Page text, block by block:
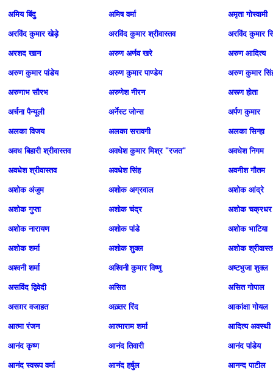
अमिय बिंदु अमिष वर्मा अमृता गोस्वामी
अरविंद कुमार खेड़े अरविंद कुमार श्रीवास्तव अरविंद कुमार
अरशद खान अरुण अर्णव खरे अरुण आदित्य
अरुण कुमार पांडेय अरुण कुमार पाण्डेय अरुण कुमार
अरुणाभ सौरभ अरुणेश नीरन अरूण होता
अर्चना पैन्‍यूली अर्नेस्ट जोन्स अर्पण कुमार
अलका विजय अलका सरावगी अलका सिन्‍हा
अवध बिहारी श्रीवास्तव अवधेश कुमार मिश्र "रजत" अवधेश निगम
अवधेश श्रीवास्तव अवधेश सिंह अवनीश गौतम
अशोक अंजुम अशोक अग्रवाल अशोक आंद्रे
अशोक गुप्ता अशोक चंद्र अशोक चक्रधर
अशोक नारायण अशोक पांडे अशोक भाटिया
अशोक शर्मा अशोक शुक्ल अशोक
अश्वनी शर्मा अश्विनी कुमार विष्णु अष्‍टभुजा शुक्‍ल
असविंद द्विवेदी असित असित गोपाल
असग़र वजाहत अख़्तर रिंद आकांक्षा गोयल
आत्मा रंजन आत्माराम शर्मा आदित्‍य अवस्‍थी
आनंद कृष्ण आनंद तिवारी आनंद पांडेय
आनंद स्वरूप वर्मा आनंद हर्षुल आनन्द पाटील